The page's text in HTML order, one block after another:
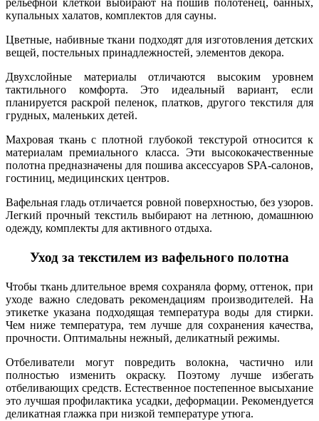
купальных халатов, комплектов для сауны.
Цветные, набивные ткани подходят для изготовления детских
вещей, постельных принадлежностей, элементов декора.
Двухслойные материалы отличаются высоким уровнем
тактильного комфорта. Это идеальный вариант, если
планируется раскрой пеленок, платков, другого текстиля для
грудных, маленьких детей.
Махровая ткань с плотной глубокой текстурой относится к
материалам премиального класса. Эти высококачественные
полотна предназначены для пошива аксессуаров SPA-салонов,
гостиниц, медицинских центров.
Вафельная гладь отличается ровной поверхностью, без узоров.
Легкий прочный текстиль выбирают на летнюю, домашнюю
одежду, комплекты для активного отдыха.
Уход за текстилем из вафельного полотна
Чтобы ткань длительное время сохраняла форму, оттенок, при
уходе важно следовать рекомендациям производителей. На
этикетке указана подходящая температура воды для стирки.
Чем ниже температура, тем лучше для сохранения качества,
прочности. Оптимальны нежный, деликатный режимы.
Отбеливатели могут повредить волокна, частично или
полностью изменить окраску. Поэтому лучше избегать
отбеливающих средств. Естественное постепенное высыхание
это лучшая профилактика усадки, деформации. Рекомендуется
деликатная глажка при низкой температуре утюга.